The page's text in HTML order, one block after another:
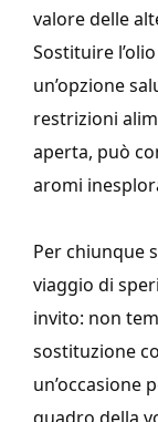
valore delle
Sostituire
un’opzione
restrizioni
aperta, può
aromi
Per chiunque
viaggio di
invito: non
sostituzione
un’occasione